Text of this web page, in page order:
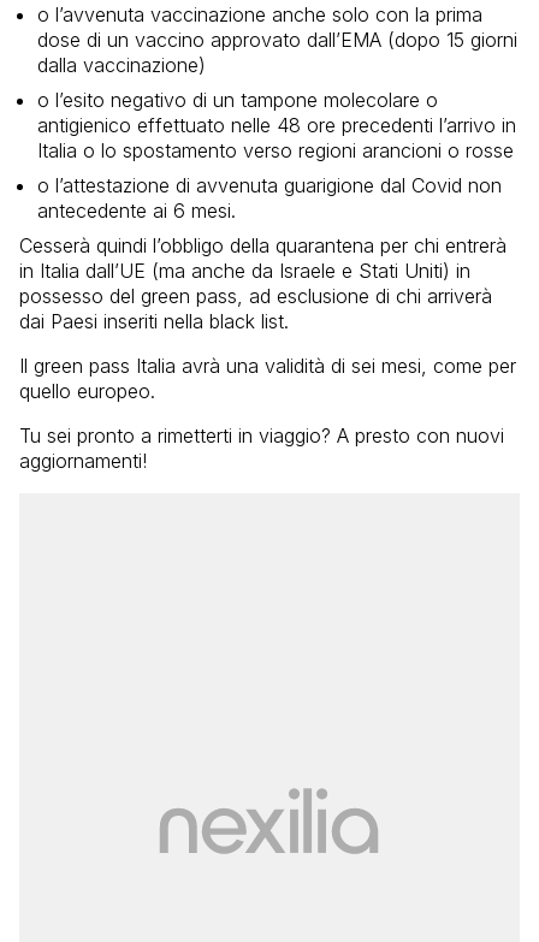
o l’avvenuta vaccinazione anche solo con la prima
dose di un vaccino approvato dall’EMA (dopo 15 giorni
dalla vaccinazione)
o l’esito negativo di un tampone molecolare o
antigienico effettuato nelle 48 ore precedenti l’arrivo in
Italia o lo spostamento verso regioni arancioni o rosse
o l’attestazione di avvenuta guarigione dal Covid non
antecedente ai 6 mesi.
Cesserà quindi l’obbligo della quarantena per chi entrerà
in Italia dall’UE (ma anche da Israele e Stati Uniti) in
possesso del green pass, ad esclusione di chi arriverà
dai Paesi inseriti nella black list.
Il green pass Italia avrà una validità di sei mesi, come per
quello europeo.
Tu sei pronto a rimetterti in viaggio? A presto con nuovi
aggiornamenti!